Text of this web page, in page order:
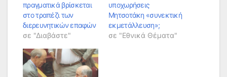
πραγματικά βρίσκεται
στο τραπέζι των
διερευνητικών επαφών
σε "Διαβάστε"
υποχωρήσεις
Μητσοτάκη «συνεκτική
εκμετάλλευση»;
σε "Εθνικά Θέματα"